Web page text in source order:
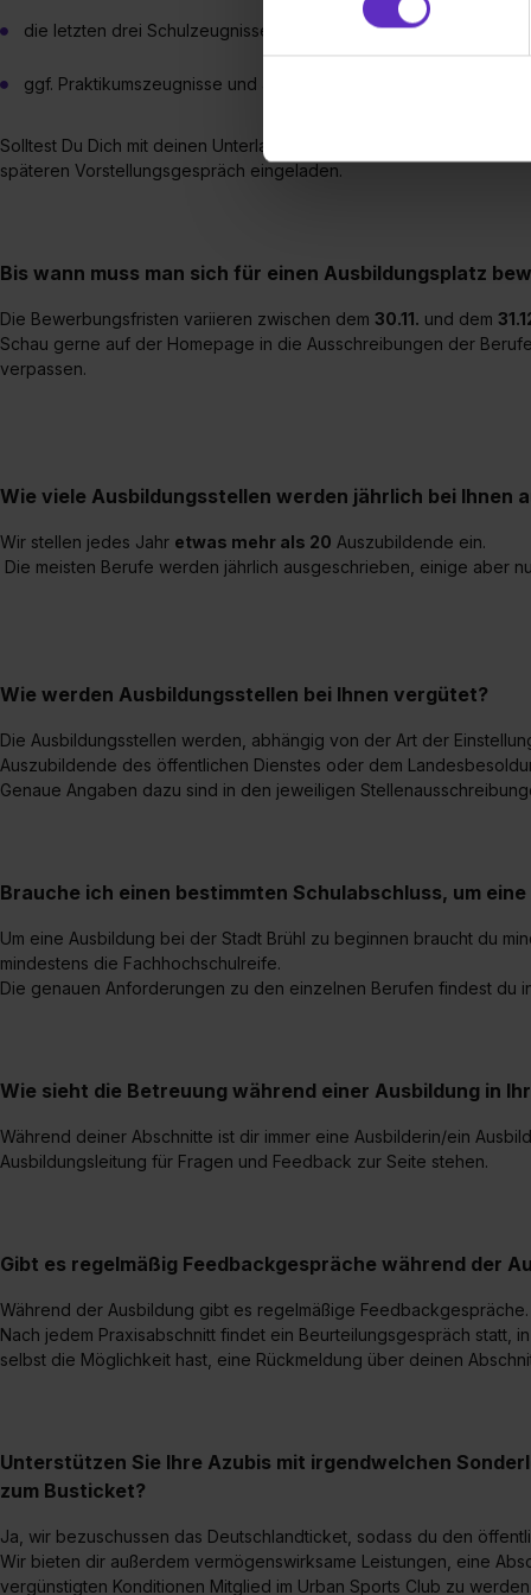
Partner führen diese
zu. . In diesem Fall sowie
einverstanden, dass dir
Erlaubnis hierfür kannst du
umfasst hierbei die
jederzeit mit Wirkung für die
„Datenschutz-
die letzten drei Schulzeugnisse und ggf. Arbeitszeugnisse
ggf. Praktikumszeugnisse und andere Qualifikationsnachweise
Solltest Du Dich mit deinen Unterlagen qualifiziert haben, wirst du
späteren Vorstellungsgespräch eingeladen.
Bis wann muss man sich für einen Ausbildungsplatz
Die Bewerbungsfristen variieren zwischen dem30.11. und dem
Schau gerne auf der Homepage in die Ausschreibungen der
verpassen.
Wie viele Ausbildungsstellen werden jährlich bei Ihnen
Wir stellen jedes Jahr etwas mehr als 20 Auszubildende ein.
Die meisten Berufe werden jährlich ausgeschrieben, einige aber
Wie werden Ausbildungsstellen bei Ihnen vergütet?
Die Ausbildungsstellen werden, abhängig von der Art der
Auszubildende des öffentlichen Dienstes oder dem
Genaue Angaben dazu sind in den jeweiligen
Brauche ich einen bestimmten Schulabschluss, um
Um eine Ausbildung bei der Stadt Brühl zu beginnen braucht du
mindestens die Fachhochschulreife.
Die genauen Anforderungen zu den einzelnen Berufen findest du
Wie sieht die Betreuung während einer Ausbildung in
Während deiner Abschnitte ist dir immer eine Ausbilderin/ein
Ausbildungsleitung für Fragen und Feedback zur Seite stehen.
Gibt es regelmäßig Feedbackgespräche während der
Während der Ausbildung gibt es regelmäßige Feedbackgespräche.
Nach jedem Praxisabschnitt findet ein Beurteilungsgespräch statt,
selbst die Möglichkeit hast, eine Rückmeldung über deinen
Unterstützen Sie Ihre Azubis mit irgendwelchen
zum Busticket?
Ja, wir bezuschussen das Deutschlandticket, sodass du den
Wir bieten dir außerdem vermögenswirksame Leistungen, eine
vergünstigten Konditionen Mitglied im Urban Sports Club zu werden.